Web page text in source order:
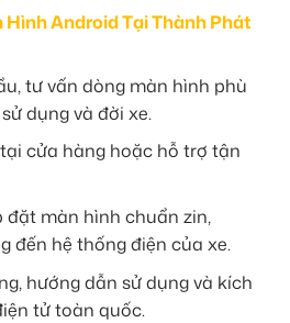
Android Tại Thành Phát
tư vấn dòng màn hình phù
dụng và đời xe.
cửa hàng hoặc hỗ trợ tận
đặt màn hình chuẩn zin,
đến hệ thống điện của xe.
hướng dẫn sử dụng và kích
tử toàn quốc.